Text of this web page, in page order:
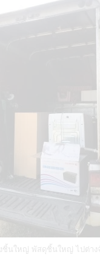
ชิ้นใหญ่ พัสดุชิ้นใหญ่ ไปต่าง